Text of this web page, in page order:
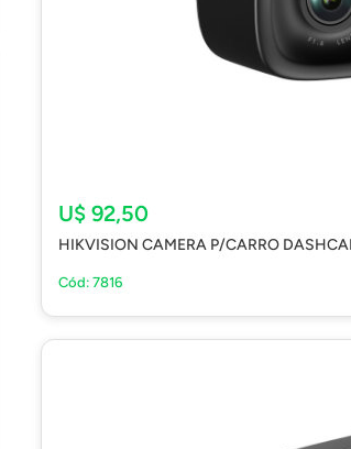
U$ 92,50
HIKVISION CAMERA P/CARRO
Cód: 7816